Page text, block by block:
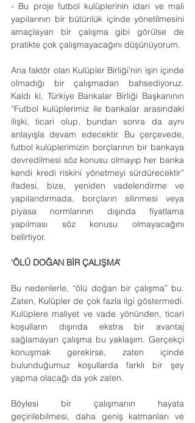
- Bu proje futbol kulüplerinin idari ve mali
yapılarının bir bütünlük içinde yönetilmesini
amaçlayan bir çalışma gibi görülse de
pratikte çok çalışmayacağını düşünüyorum.
Ana faktör olan Kulüpler Birliği’nin işin içinde
olmadığı bir çalışmadan bahsediyoruz.
Kaldı ki, Türkiye Bankalar Birliği Başkanının
“Futbol kulüplerimiz ile bankalar arasındaki
ilişki, ticari olup, bundan sonra da aynı
anlayışla devam edecektir. Bu çerçevede,
futbol kulüplerimizin borçlarının bir bankaya
devredilmesi söz konusu olmayıp her banka
kendi kredi riskini yönetmeyi sürdürecektir”
ifadesi, bize, yeniden vadelendirme ve
yapılandırmada, borçların silinmesi veya
piyasa normlarının dışında fiyatlama
yapılması söz konusu olmayacağını
belirtiyor.
‘ÖLÜ DOĞAN BİR ÇALIŞMA’
Bu nedenlerle, “ölü doğan bir çalışma” bu.
Zaten, Kulüpler de çok fazla ilgi göstermedi.
Kulüplere maliyet ve vade yönünden, ticari
koşulların dışında ekstra bir avantaj
sağlamayan çalışma bu yaklaşım. Gerçekçi
konuşmak gerekirse, zaten içinde
bulunduğumuz koşullarda farklı bir şey
yapma olacağı da yok zaten.
Böylesi bir çalışmanın hayata
geçirilebilmesi, daha geniş katmanları ve